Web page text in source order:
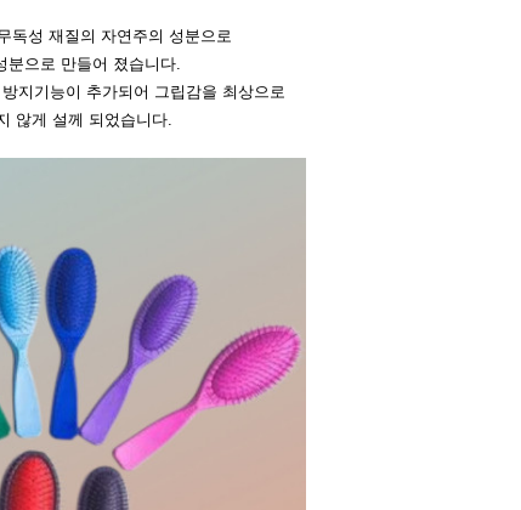
독성 재질의 자연주의 성분으로
으로 만들어 졌습니다.
지기능이 추가되어 그립감을 최상으로
않게 설께 되었습니다.